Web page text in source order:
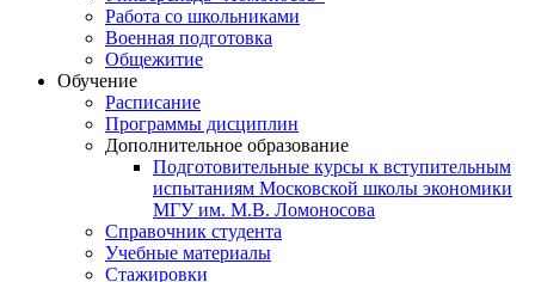
Работа со школьниками
Военная подготовка
Общежитие
Обучение
Расписание
Программы дисциплин
Дополнительное образование
Подготовительные курсы к вступительным
испытаниям Московской школы экономики
МГУ им. М.В. Ломоносова
Справочник студента
Учебные материалы
Стажировки